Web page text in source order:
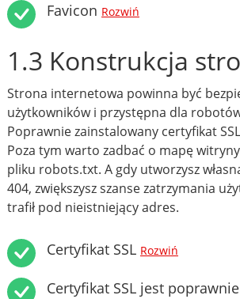
Favicon Rozwiń
1.3 Konstrukcja
Strona internetowa powinna być
użytkowników i przystępna dla
Poprawnie zainstalowany certyfikat
Poza tym warto zadbać o mapę
pliku robots.txt. A gdy utworzysz
404, zwiększysz szanse zatrzymania
trafił pod nieistniejący adres.
Certyfikat SSL Rozwiń
Certyfikat SSL jest poprawnie